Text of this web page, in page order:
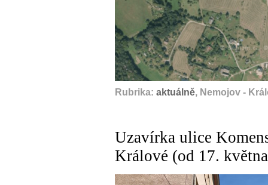
Rubrika: aktuálně, Nemojov -
Uzavírka ulice
Králové (od 17.